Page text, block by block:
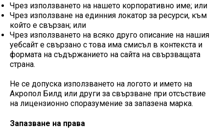
Чрез използването на нашето корпоративно име; или
Чрез използване на единния локатор за ресурси, към
който е свързан; или
Чрез използването на всяко друго описание на нашия
уебсайт е свързано с това има смисъл в контекста и
формата на съдържанието на сайта на свързващата
страна.
Не се допуска използването на логото и името на
Акропол Билд или други за свързване при отсъствие
на лицензионно споразумение за запазена марка.
Запазване на права